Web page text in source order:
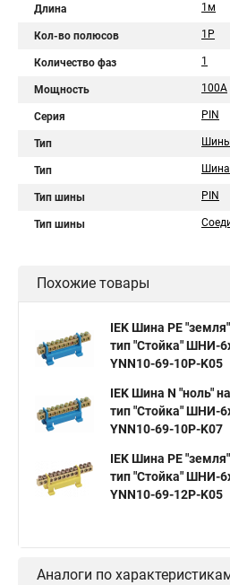
Длина 1м
Кол-во полюсов 1P
Количество фаз 1
Мощность 100А
Серия PIN
Тип
Тип Шина
Тип шины PIN
Тип шины
Похожие товары
IEK Шина PE
тип "Стойка" ШНИ-
YNN10-69-10P-K05
IEK Шина N "ноль"
тип "Стойка" ШНИ-
YNN10-69-10P-K07
IEK Шина PE
тип "Стойка" ШНИ-
YNN10-69-12P-K05
Аналоги по